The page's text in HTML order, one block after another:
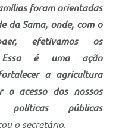
foram orientadas
da Sama, onde, com o
efetivamos os
Essa é uma ação
a agricultura
acesso dos nossos
públicas
o secretário.